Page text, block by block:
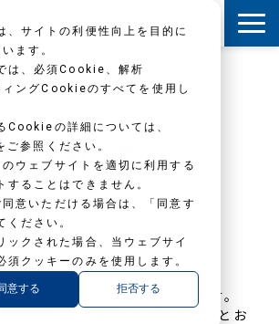
、サイトの利便性向上を目的に
ます。
は、必須Cookie、解析
ングCookieのすべてを使用し
Cookieの詳細については、
ご参照ください。
ウェブサイトを適切に利用する
することはできません。
意いただける場合は、「同意す
ください。
ックされた場合、当ウェブサイ
須クッキーのみを使用します。
意する 拒否する
社休業日のお知らせ
のお知らせ
配を賜り、厚く御礼申し上げます。
研究所)の休業日につき､以下のとお